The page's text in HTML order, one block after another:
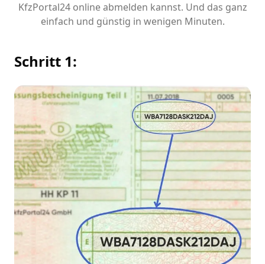
KfzPortal24 online abmelden kannst. Und das ganz
einfach und günstig in wenigen Minuten.
Schritt 1: